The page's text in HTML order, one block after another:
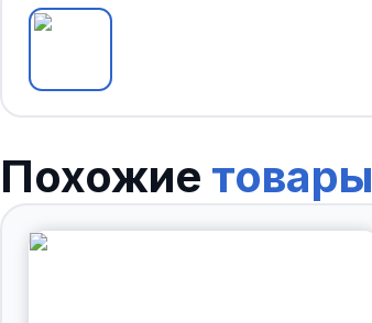
Похожие товары